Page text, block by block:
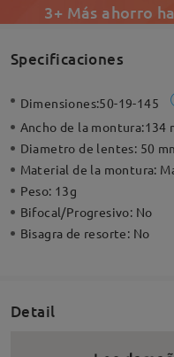
3+ Más ahorro
Specificaciones
Dimensiones:50-19-145
Ancho de la montura:134
Diametro de lentes: 50
Material de la montura:
Peso: 13g
Bifocal/Progresivo: No
Bisagra de resorte: No
Detail